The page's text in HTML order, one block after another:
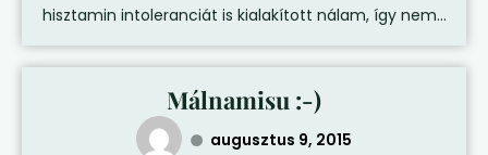
hisztamin intoleranciát is kialakított nálam, így nem...
Málnamisu :-)
augusztus 9, 2015